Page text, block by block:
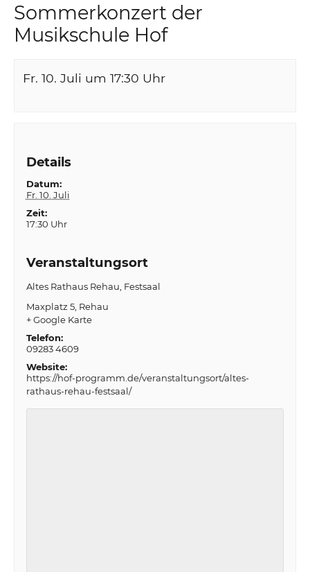
Sommerkonzert der
Musikschule Hof
Fr. 10. Juli um 17:30 Uhr
Details
Datum:
Fr. 10. Juli
Zeit:
17:30 Uhr
Veranstaltungsort
Altes Rathaus Rehau, Festsaal
Maxplatz 5 Rehau
+ Google Karte
Telefon:
09283 4609
Website:
https://hof-programm.de/veranstaltungsort/altes-
rathaus-rehau-festsaal/